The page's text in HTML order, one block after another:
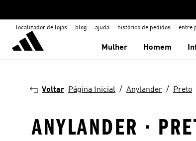
localizador de lojas blog ajuda histórico de pedidos entre
Mulher Homem
Voltar Página Inicial Anylander Preto
ANYLANDER ·